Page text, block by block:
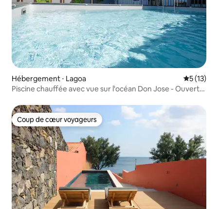
Hébergement ⋅ Lagoa
5 (13)
Piscine chauffée avec vue sur l'océan Don Jose - Ouverte
Coup de cœur voyageurs
Coup de cœur voyageurs